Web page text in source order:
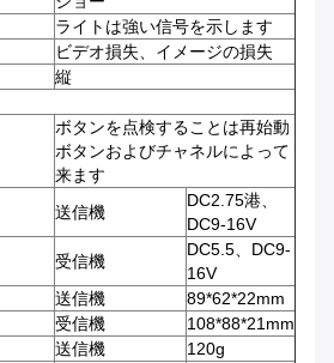
ライトは強い信号を示します
ビデオ損失、イメージの損失
縦
ボタンを点検することは再始動
ボタンおよびチャネルによって
来ます
送信機
DC2.75港、
DC9-16V
受信機
DC5.5、DC9-
16V
送信機
89*62*22mm
受信機
108*88*21mm
送信機
120g